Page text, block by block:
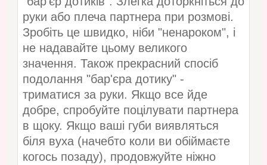
руки або плеча партнера при розмові.
Зробіть це швидко, ніби "ненароком", і
не надавайте цьому великого
значення. Також прекрасний спосіб
подолання "бар'єра дотику" -
триматися за руки. Якщо все йде
добре, спробуйте поцілувати партнера
в щоку. Якщо ваші губи виявляться
біля вуха (начебто коли ви обіймаєте
когось позаду), продовжуйте ніжно